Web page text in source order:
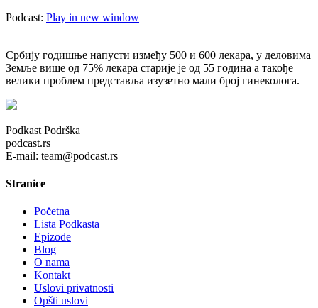
Podcast: Play in new window
Србију годишње напусти између 500 и 600 лекара, у деловима
Земље више од 75% лекара старије је од 55 година а такође
велики проблем представља изузетно мали број гинеколога.
Podkast Podrška
podcast.rs
E-mail: team@podcast.rs
Stranice
Početna
Lista Podkasta
Epizode
Blog
O nama
Kontakt
Uslovi privatnosti
Opšti uslovi